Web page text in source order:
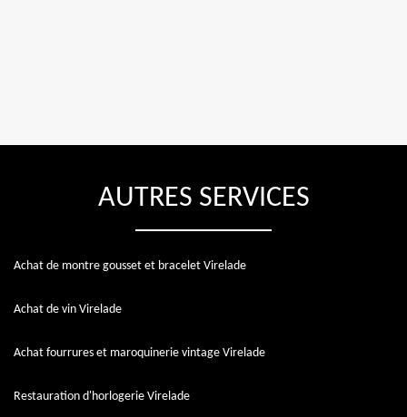
AUTRES SERVICES
Achat de montre gousset et bracelet Virelade
Achat de vin Virelade
Achat fourrures et maroquinerie vintage Virelade
Restauration d'horlogerie Virelade